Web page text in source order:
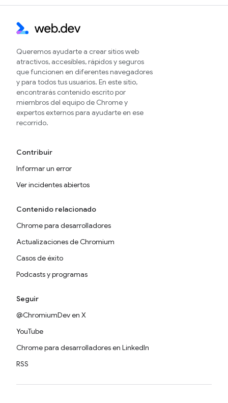
Queremos ayudarte a crear sitios web
atractivos, accesibles, rápidos y seguros
que funcionen en diferentes navegadores
y para todos tus usuarios. En este sitio,
encontrarás contenido escrito por
miembros del equipo de Chrome y
expertos externos para ayudarte en ese
recorrido.
Contribuir
Informar un error
Ver incidentes abiertos
Contenido relacionado
Chrome para desarrolladores
Actualizaciones de Chromium
Casos de éxito
Podcasts y programas
Seguir
@ChromiumDev en X
YouTube
Chrome para desarrolladores en LinkedIn
RSS